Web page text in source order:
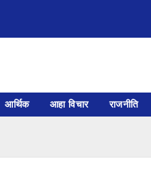
आर्थिक आहा विचार राजनीति